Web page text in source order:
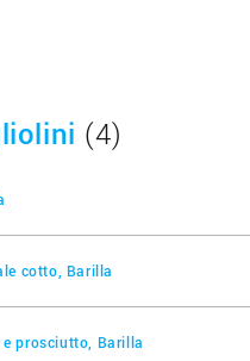
(4)
cotto, Barilla
prosciutto, Barilla